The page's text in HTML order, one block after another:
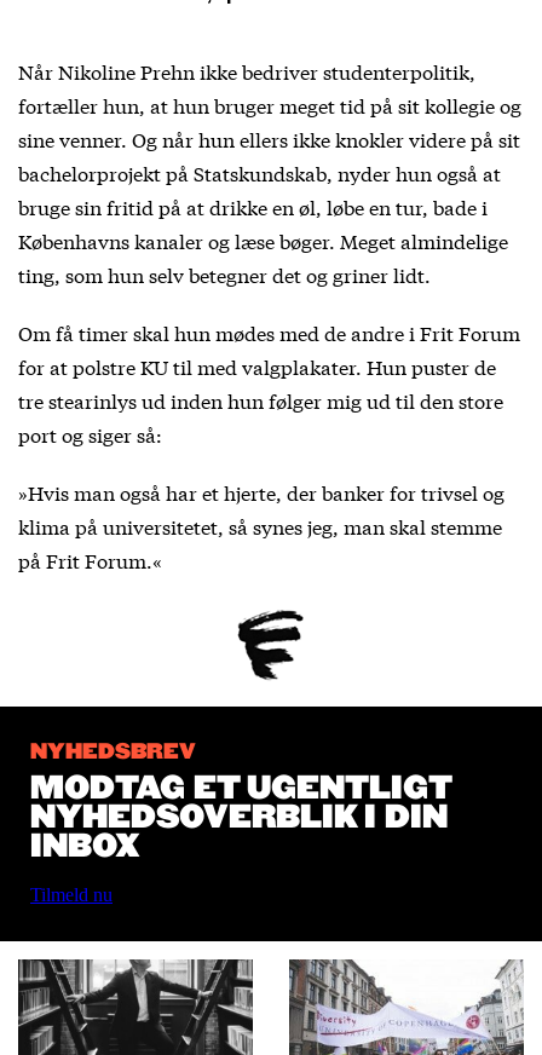
Når Nikoline Prehn ikke bedriver studenterpolitik,
fortæller hun, at hun bruger meget tid på sit kollegie og
sine venner. Og når hun ellers ikke knokler videre på sit
bachelorprojekt på Statskundskab, nyder hun også at
bruge sin fritid på at drikke en øl, løbe en tur, bade i
Københavns kanaler og læse bøger. Meget almindelige
ting, som hun selv betegner det og griner lidt.
Om få timer skal hun mødes med de andre i Frit Forum
for at polstre KU til med valgplakater. Hun puster de
tre stearinlys ud inden hun følger mig ud til den store
port og siger så:
»Hvis man også har et hjerte, der banker for trivsel og
klima på universitetet, så synes jeg, man skal stemme
på Frit Forum.«
NYHEDSBREV
MODTAG ET UGENTLIGT
NYHEDSOVERBLIK I DIN
INBOX
Tilmeld nu